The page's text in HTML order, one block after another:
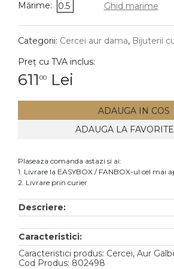
DIAMANTE
Cercei
Accesorii
Aur alb
Aur roz
Mărime: 0.5 Ghid marime
Categorii: Cercei aur dama, Bijuterii
Preț cu TVA inclus:
611 00 Lei
ADAUGA IN COS
ADAUGA LA FAVORITE
Plaseaza comanda astazi si ai:
1. Livrare la EASYBOX / FANBOX-ul cel mai
2. Livrare prin curier
Descriere:
Caracteristici:
Caracteristici produs: Cercei, Aur
Cod Produs: 802498